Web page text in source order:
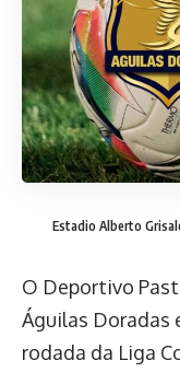
Estadio Alberto
O Deportivo
Águilas Doradas
rodada da Liga